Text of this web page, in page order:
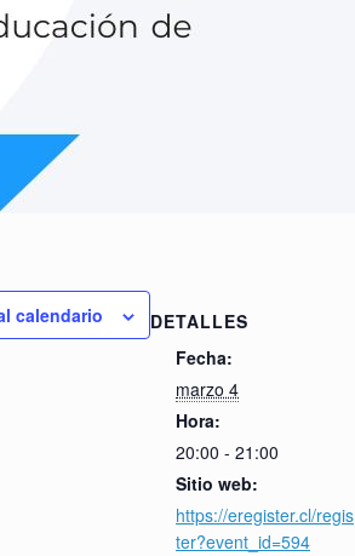
calendario
DETALLES
Fecha:
marzo 4
Hora:
20:00 - 21:00
Sitio web:
https://eregister.cl/regis
ter?event_id=594